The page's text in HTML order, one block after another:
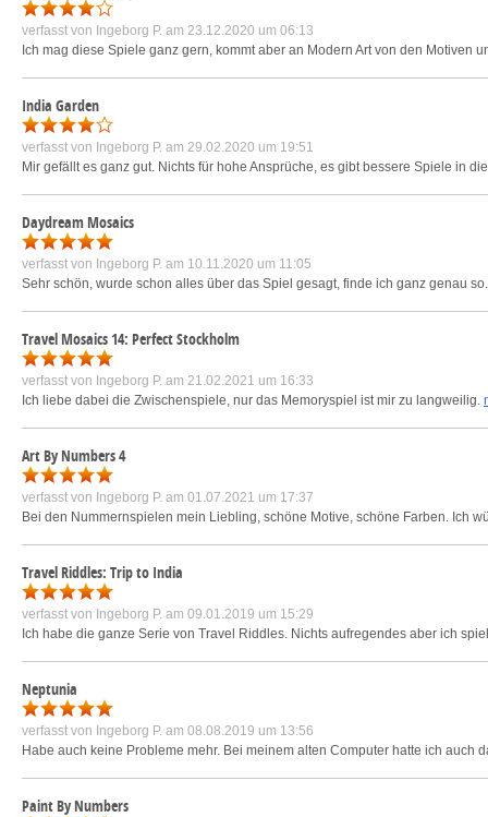
verfasst von Ingeborg P. am 23.12.2020 um 06:13
Ich mag diese Spiele ganz gern, kommt aber an Modern Art von den Motiven
India Garden
verfasst von Ingeborg P. am 29.02.2020 um 19:51
Mir gefällt es ganz gut. Nichts für hohe Ansprüche, es gibt bessere Spiele in
Daydream Mosaics
verfasst von Ingeborg P. am 10.11.2020 um 11:05
Sehr schön, wurde schon alles über das Spiel gesagt, finde ich ganz genau
Travel Mosaics 14: Perfect Stockholm
verfasst von Ingeborg P. am 21.02.2021 um 16:33
Ich liebe dabei die Zwischenspiele, nur das Memoryspiel ist mir zu langweilig.
Art By Numbers 4
verfasst von Ingeborg P. am 01.07.2021 um 17:37
Bei den Nummernspielen mein Liebling, schöne Motive, schöne Farben. Ich
Travel Riddles: Trip to India
verfasst von Ingeborg P. am 09.01.2019 um 15:29
Ich habe die ganze Serie von Travel Riddles. Nichts aufregendes aber ich
Neptunia
verfasst von Ingeborg P. am 08.08.2019 um 13:56
Habe auch keine Probleme mehr. Bei meinem alten Computer hatte ich auch
Paint By Numbers